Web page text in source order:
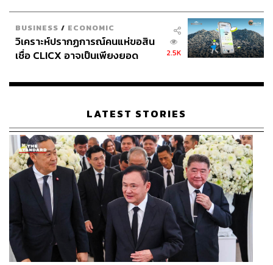
BUSINESS / ECONOMIC
วิเคราะห์ปรากฏการณ์คนแห่ขอสิน
เชื่อ CLICX อาจเป็นเพียงยอด
เรือนไทยที่ถูกซุกไว้
2.5K
LATEST STORIES